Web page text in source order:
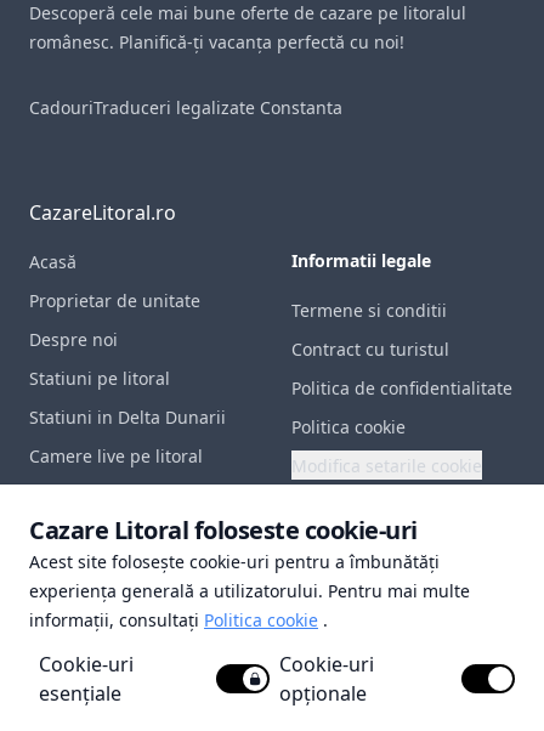
Descoperă cele mai bune oferte de cazare pe litoralul
românesc. Planifică-ți vacanța perfectă cu noi!
CadouriTraduceri legalizate Constanta
CazareLitoral.ro
Acasă
Proprietar de unitate
Despre noi
Statiuni pe litoral
Statiuni in Delta Dunarii
Camere live pe litoral
Documente utile
Certificat inregistrare
Polita de asigurare
Brevet de turism
Informatii legale
Termene si conditii
Contract cu turistul
Politica de confidentialitate
Politica cookie
Modifica setarile cookie
Cazare Litoral foloseste cookie-uri
Acest site folosește cookie-uri pentru a îmbunătăți
experiența generală a utilizatorului. Pentru mai multe
informații, consultați Politica cookie .
Cookie-uri
esențiale
Cookie-uri
opționale